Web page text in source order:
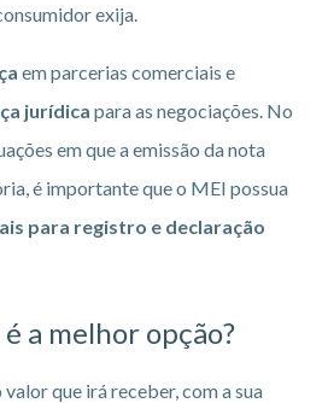
exija.
em parcerias comerciais e
jurídica para as negociações. No
em que a emissão da nota
é importante que o MEI possua
para registro e declaração
a melhor opção?
que irá receber, com a sua